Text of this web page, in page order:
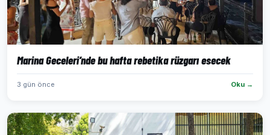
Marina Geceleri’nde bu hafta rebetika rüzgarı esecek
3 gün önce Oku →